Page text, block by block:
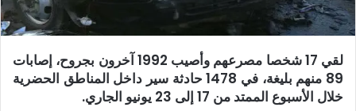
لقي 17 شخصا مصرعهم وأصيب 1992 آخرون بجروح، إصابات
89 منهم بليغة، في 1478 حادثة سير داخل المناطق الحضرية
خلال الأسبوع الممتد من 17 إلى 23 يونيو الجاري.